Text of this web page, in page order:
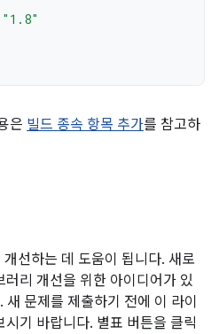
"1.8"
은 빌드 종속 항목 추가를 참고하
선하는 데 도움이 됩니다. 새로
리 개선을 위한 아이디어가 있
문제를 제출하기 전에 이 라이
시기 바랍니다. 별표 버튼을 클릭